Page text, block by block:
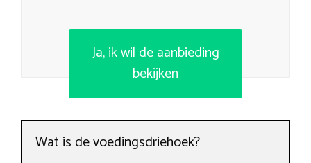
Ja, ik wil de aanbieding
bekijken
Wat is de voedingsdriehoek?